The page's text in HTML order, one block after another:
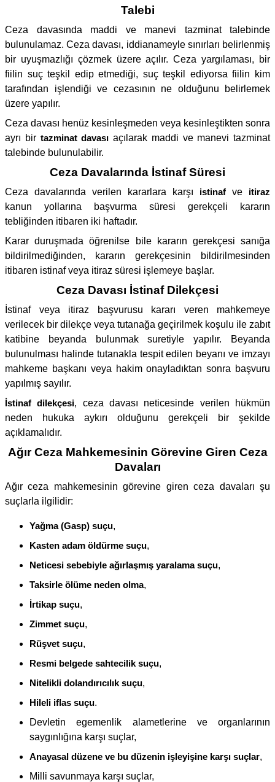
Talebi
Ceza davasında maddi ve manevi tazminat talebinde
bulunulamaz. Ceza davası, iddianameyle sınırları belirlenmiş
bir uyuşmazlığı çözmek üzere açılır. Ceza yargılaması, bir
fiilin suç teşkil edip etmediği, suç teşkil ediyorsa fiilin kim
tarafından işlendiği ve cezasının ne olduğunu belirlemek
üzere yapılır.
Ceza davası henüz kesinleşmeden veya kesinleştikten sonra
ayrı bir tazminat davası açılarak maddi ve manevi tazminat
talebinde bulunulabilir.
Ceza Davalarında İstinaf Süresi
Ceza davalarında verilen kararlara karşı istinaf ve itiraz
kanun yollarına başvurma süresi gerekçeli kararın
tebliğinden itibaren iki haftadır.
Karar duruşmada öğrenilse bile kararın gerekçesi sanığa
bildirilmediğinden, kararın gerekçesinin bildirilmesinden
itibaren istinaf veya itiraz süresi işlemeye başlar.
Ceza Davası İstinaf Dilekçesi
İstinaf veya itiraz başvurusu kararı veren mahkemeye
verilecek bir dilekçe veya tutanağa geçirilmek koşulu ile zabıt
katibine beyanda bulunmak suretiyle yapılır. Beyanda
bulunulması halinde tutanakla tespit edilen beyanı ve imzayı
mahkeme başkanı veya hakim onayladıktan sonra başvuru
yapılmış sayılır.
İstinaf dilekçesi, ceza davası neticesinde verilen hükmün
neden hukuka aykırı olduğunu gerekçeli bir şekilde
açıklamalıdır.
Ağır Ceza Mahkemesinin Görevine Giren Ceza
Davaları
Ağır ceza mahkemesinin görevine giren ceza davaları şu
suçlarla ilgilidir:
Yağma (Gasp) suçu,
Kasten adam öldürme suçu,
Neticesi sebebiyle ağırlaşmış yaralama suçu,
Taksirle ölüme neden olma,
İrtikap suçu,
Zimmet suçu,
Rüşvet suçu,
Resmi belgede sahtecilik suçu,
Nitelikli dolandırıcılık suçu,
Hileli iflas suçu.
Devletin egemenlik alametlerine ve organlarının
saygınlığına karşı suçlar,
Anayasal düzene ve bu düzenin işleyişine karşı suçlar,
Milli savunmaya karşı suçlar,